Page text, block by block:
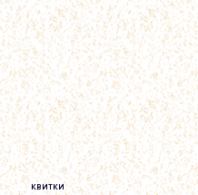
КВИТКИ